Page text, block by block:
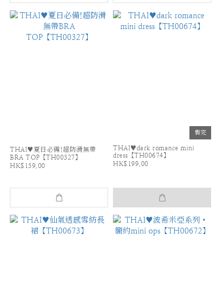
THAI♥夏日必備!超防滑無帶
BRA TOP【TH00327】
HK$159.00
售完
THAI♥dark romance mini
dress【TH00674】
HK$199.00